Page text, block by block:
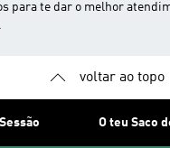
para te dar o melhor
voltar ao topo
O teu Saco